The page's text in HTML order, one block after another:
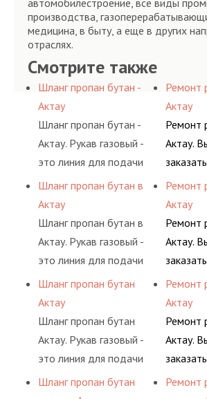
автомобилестроение, все виды
производства,
медицина, в быту, а еще в других
отраслях.
Смотрите также
Шланг пропан бутан -
Актау
Шланг пропан бутан -
Актау. Рукав газовый -
это линия для подачи
сжатого воздуха и
различных типов
сжиженного газа
(кислород, аргон, метан,
пропан, бутан,
определенными
элементами системы.
Шланг пропан бутан в
Актау
Шланг пропан бутан в
Актау. Рукав газовый -
это линия для подачи
сжатого воздуха и
различных типов
сжиженного газа
(кислород, аргон, метан,
пропан, бутан,
определенными
Шланг пропан бутан
Актау
Шланг пропан бутан
Актау. Рукав газовый -
это линия для подачи
сжатого воздуха и
различных типов
Шланг пропан бутан
Ремонт
Актау
Ремонт
Актау.
разовой
условиях
Ремонт
Актау
Ремонт
Актау.
разовой
условиях
Ремонт
Актау
Ремонт
Актау.
разовой
Ремонт